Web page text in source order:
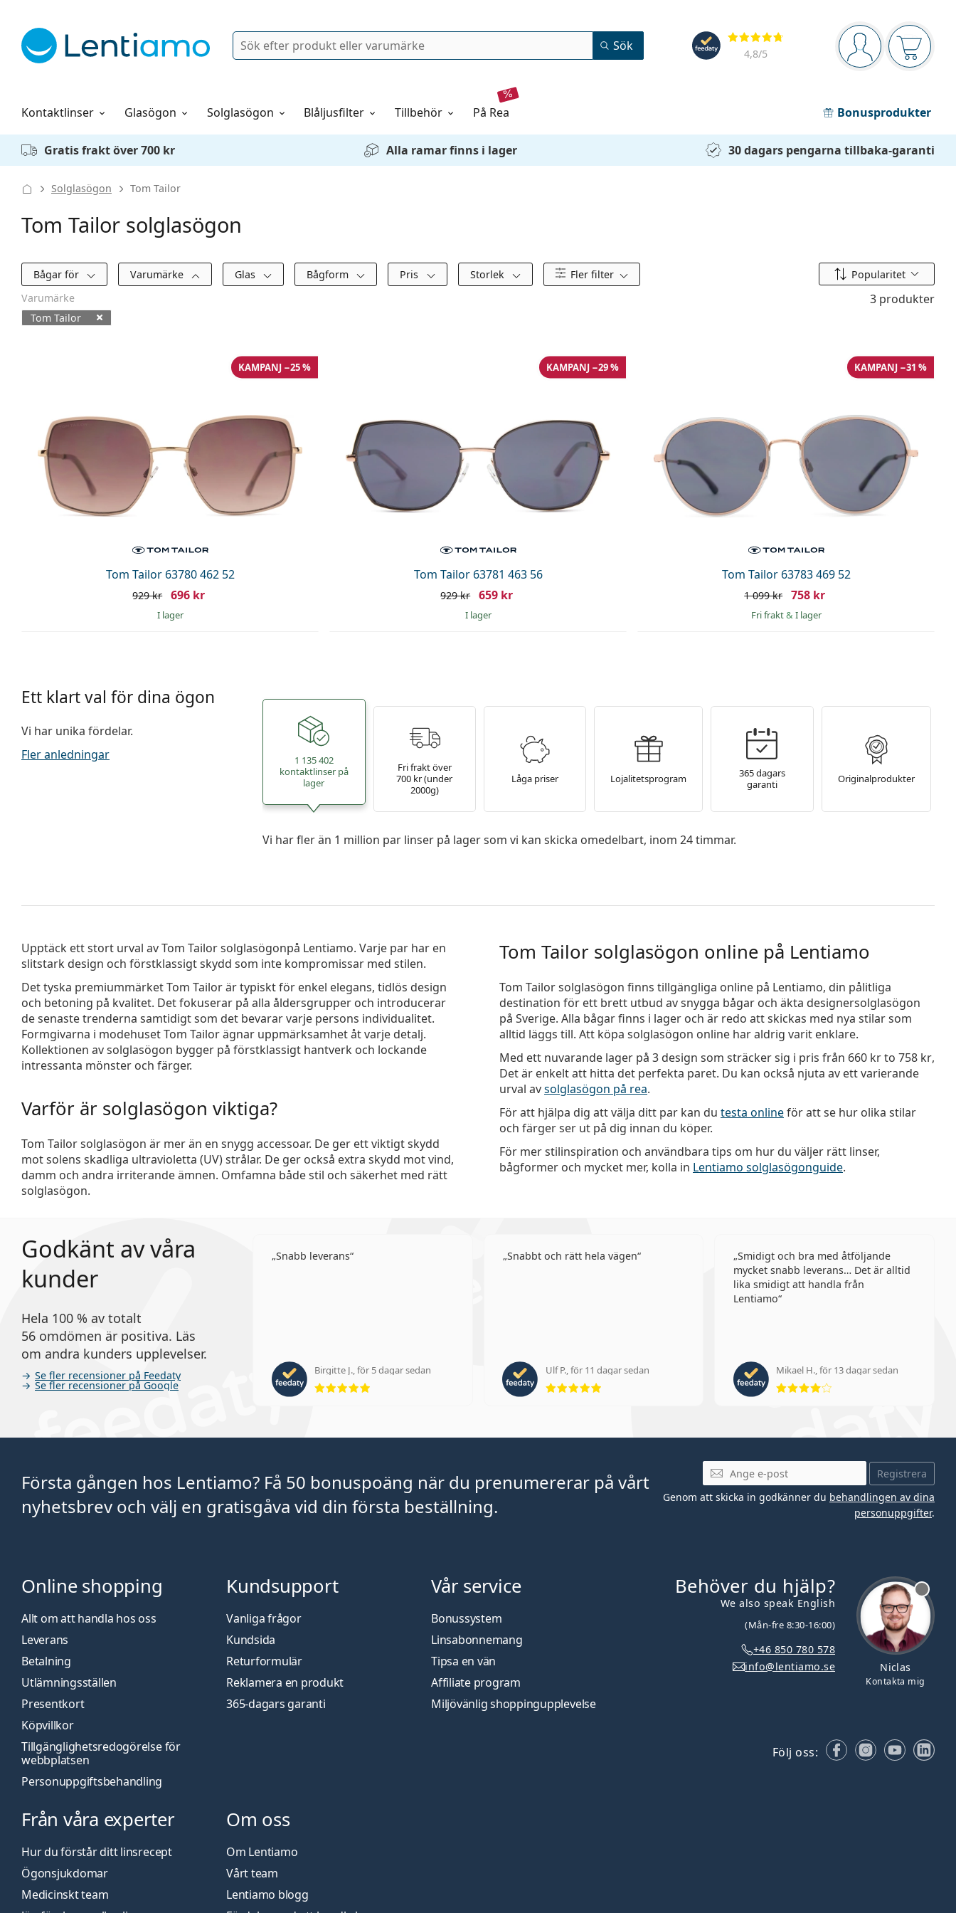
Navigeringsmeny
Du är inloggad
Recensioner
4,8/5
Sök Sök
Kontaktlinser
Linsvätskor Glasögon Solglasögon Blåljusfilter Tillbehör på rea Bonusprodukter
Allt om att handla hos oss
Gratis frakt över 700 kr Alla ramar finns i lager 30 dagars pengarna tillbaka-garanti
Solglasögon Tom Tailor
Tom Tailor solglasögon
Filter
Bågar för Varumärke Glas Bågform Pris Storlek Fler filter Sortera efter
Popularitet
Varumärke
Tom Tailor
3 produkter
Tom Tailor 63780 462 52
KAMPANJ −25 %
929 kr 696 kr
I lager
Tom Tailor 63781 463 56
KAMPANJ −29 %
929 kr 659 kr
I lager
Tom Tailor 63783 469 52
KAMPANJ −31 %
1 099 kr 758 kr
Fri frakt& I lager
Ett klart val för dina ögon
Vi har unika fördelar.
Fler anledningar
1 135 402
kontaktlinser på
lager
Fri frakt över
700 kr (under
2000g)
Låga priser Lojalitetsprogram
365 dagars
garanti
Originalprodukter
Vi har fler än 1 million par linser på lager som vi kan skicka omedelbart, inom 24 timmar.
Upptäck ett stort urval avTom Tailor solglasögonpå Lentiamo. Varje par har en
slitstark design och förstklassigt skydd som inte kompromissar med stilen.
Det tyska premiummärket Tom Tailor är typiskt för enkel elegans, tidlös design
och betoning på kvalitet. Det fokuserar på alla åldersgrupper och introducerar
de senaste trenderna samtidigt som det bevarar varje persons individualitet.
Formgivarna i modehuset Tom Tailor ägnar uppmärksamhet åt varje detalj.
Kollektionen av solglasögon bygger på förstklassigt hantverk och lockande
intressanta mönster och färger.
Varför är solglasögon viktiga?
Tom Tailor solglasögon är mer än en snygg accessoar. De ger ett viktigt skydd
mot solens skadliga ultravioletta (UV) strålar. De ger också extra skydd mot vind,
damm och andra irriterande ämnen. Omfamna både stil och säkerhet med rätt
solglasögon.
Tom Tailor solglasögon online på Lentiamo
Tom Tailor solglasögon finns tillgängliga online på Lentiamo, din pålitliga
destination för ett brett utbud av snygga bågar och äkta designersolglasögon
på Sverige. Alla bågar finns i lager och är redo att skickas med nya stilar som
alltid läggs till. Att köpa solglasögon online har aldrig varit enklare.
Med ett nuvarande lager på 3 design som sträcker sig i pris från 660 krto 758 kr,
Det är enkelt att hitta det perfekta paret. Du kan också njuta av ett varierande
urval avsolglasögon på rea.
För att hjälpa dig att välja ditt par kan du testa onlineför att se hur olika stilar
och färger ser ut på dig innan du köper.
För mer stilinspiration och användbara tips om hur du väljer rätt linser,
bågformer och mycket mer, kolla in Lentiamo solglasögonguide.
Godkänt av våra
kunder
Hela 100 % av totalt
56 omdömen är positiva. Läs
om andra kunders upplevelser.
Se fler recensioner på Feedaty
Se fler recensioner på Google
Snabb leverans
Birgitte J., för 5 dagar sedan
Betyg 5 av 5
Snabbt och rätt hela vägen
Ulf P., för 11 dagar sedan
Betyg 5 av 5
Smidigt och bra med åtföljande
mycket snabb leverans… Det är alltid
lika smidigt att handla från
Lentiamo
Mikael H., för 13 dagar sedan
Betyg 4 av 5
Första gången hos Lentiamo? Få 50 bonuspoäng när du prenumererar på vårt
nyhetsbrev och välj en gratisgåva vid din första beställning.
Mejladress
Registrera
Genom att skicka in godkänner du behandlingen av dina
personuppgifter.
Niclas
Kontakta mig
Behöver du hjälp?
We also speak English
(Mån-fre 8:30-16:00)
+46 850 780 578
info@lentiamo.se
Online shopping
Allt om att handla hos oss
Leverans
Betalning
Utlämningsställen
Presentkort
Köpvillkor
Tillgänglighetsredogörelse för
webbplatsen
Personuppgiftsbehandling
Kundsupport
Vanliga frågor
Kundsida
Returformulär
Reklamera en produkt
365-dagars garanti
Vår service
Bonussystem
Linsabonnemang
Tipsa en vän
Affiliate program
Miljövänlig shoppingupplevelse
Från våra experter
Hur du förstår ditt linsrecept
Ögonsjukdomar
Medicinskt team
Om oss
Om Lentiamo
Vårt team
Lentiamo blogg
Följ oss: FacebookInstagram
YouTube